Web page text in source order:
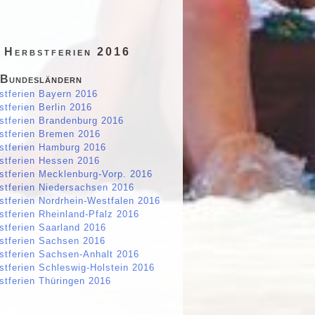
Herbstferien 2016
Bayern 2016
Berlin 2016
Brandenburg 2016
Bremen 2016
Hamburg 2016
Hessen 2016
Mecklenburg-Vorp. 2016
Niedersachsen 2016
Nordrhein-Westfalen 2016
Rheinland-Pfalz 2016
Saarland 2016
Sachsen 2016
Sachsen-Anhalt 2016
Schleswig-Holstein 2016
Thüringen 2016